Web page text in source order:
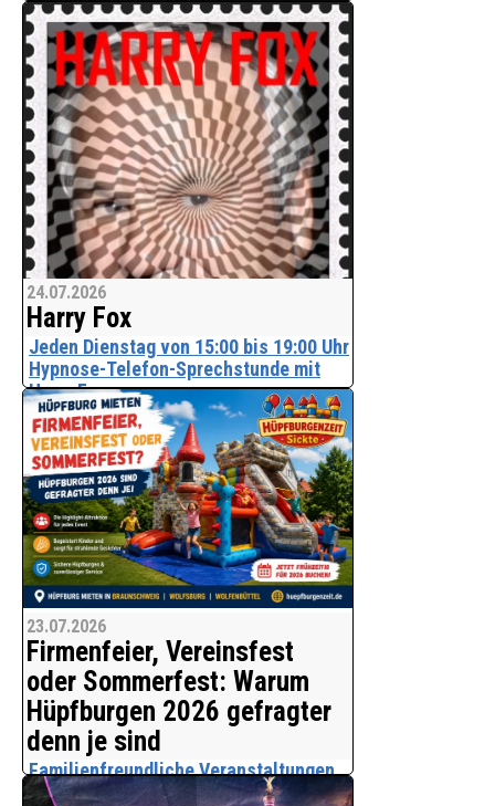
Auftaktkonzert im Kloster Machern bei
Bernkastel-Kues ist das Mosel
Musikfestival am zurückliegenden
Donnerstag (23. Juli) in die Saison 2026
gestartet. Tags darauf folgte die
24.07.2026
Harry Fox
Jeden Dienstag von 15:00 bis 19:00 Uhr
Hypnose-Telefon-Sprechstunde mit
Harry Fox.
Alles was Sie schon immer über
Hypnose und Reinkarnation
(Wiedergebürt) wissen wollten
Tel. 015252796970
Bitte anrufen
Danke
Harry Fox - Hypnose-Therapeut der
Künstler und Stars
STA
23.07.2026
Firmenfeier, Vereinsfest
oder Sommerfest: Warum
Hüpfburgen 2026 gefragter
denn je sind
Familienfreundliche Veranstaltungen
gewinnen zunehmend an Bedeutung.